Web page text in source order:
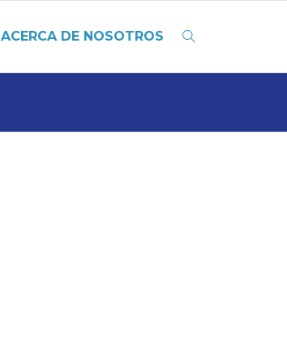
ACERCA DE NOSOTROS